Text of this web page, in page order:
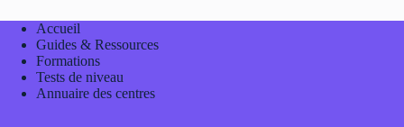
Accueil
Guides & Ressources
Formations
Tests de niveau
Annuaire des centres